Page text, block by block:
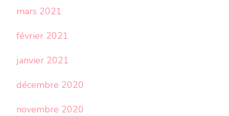
mars 2021
février 2021
janvier 2021
décembre 2020
novembre 2020